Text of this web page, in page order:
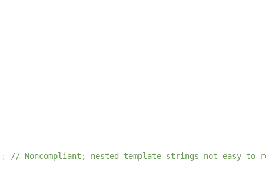
; // Noncompliant; nested template strings not easy to